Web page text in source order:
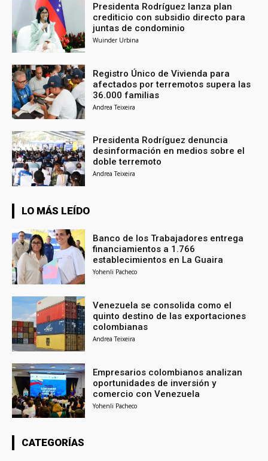
Presidenta Rodríguez lanza plan
crediticio con subsidio directo para
juntas de condominio
Wuinder Urbina
Registro Único de Vivienda para
afectados por terremotos supera las
36.000 familias
Andrea Teixeira
Presidenta Rodríguez denuncia
desinformación en medios sobre el
doble terremoto
Andrea Teixeira
LO MÁS LEÍDO
Banco de los Trabajadores entrega
financiamientos a 1.766
establecimientos en La Guaira
Yohenli Pacheco
Venezuela se consolida como el
quinto destino de las exportaciones
colombianas
Andrea Teixeira
Empresarios colombianos analizan
oportunidades de inversión y
comercio con Venezuela
Yohenli Pacheco
CATEGORÍAS